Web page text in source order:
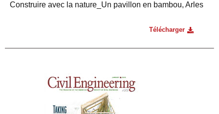
Construire avec la nature_Un pavillon en bambou, Arles
Télécharger